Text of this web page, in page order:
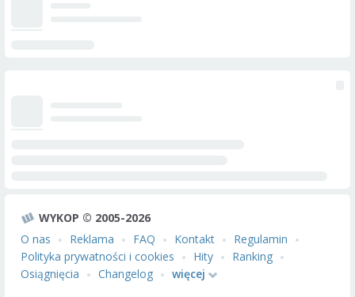
WYKOP © 2005-2026
O nas
Reklama FAQ Kontakt
Regulamin
Polityka prywatności i cookies
Hity
Ranking
Osiągnięcia
Changelog
więcej